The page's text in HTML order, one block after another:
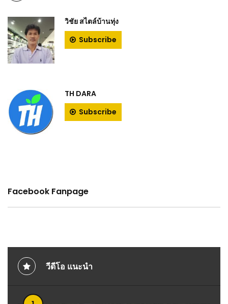
วิชัย สไตล์บ้านทุ่ง
Subscribe
TH DARA
Subscribe
Facebook Fanpage
วีดีโอ แนะนำ